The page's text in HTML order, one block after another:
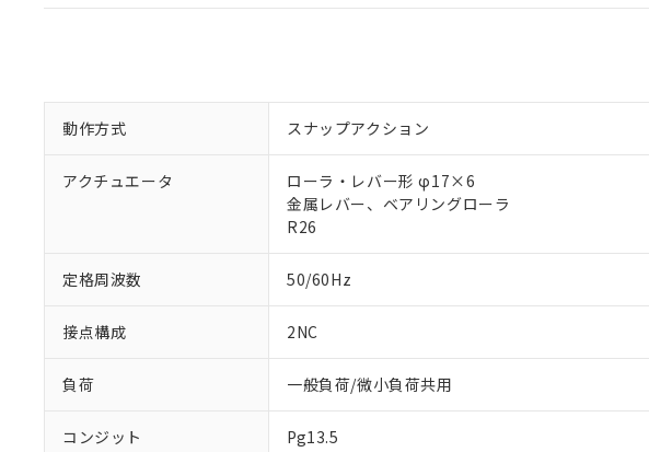
動作方式 スナップアクション
アクチュエータ
ローラ・レバー形 φ17×6
金属レバー、ベアリングローラ
R26
定格周波数 50/60Hz
接点構成 2NC
負荷 一般負荷/微小負荷共用
コンジット
Pg13.5